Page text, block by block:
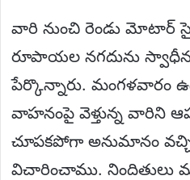
వారి నుంచి రెండు మోటార్
రూపాయల నగదును స్వాధీనం
పేర్కొన్నారు. మంగళవారం
వాహనంపై వెళ్తున్న వారిని
చూపకపోగా అనుమానం
విచారించాము. నిందితులు